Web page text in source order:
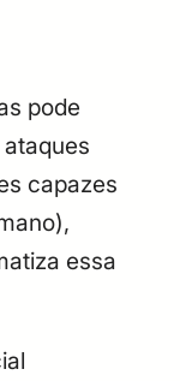
pode
capazes
essa